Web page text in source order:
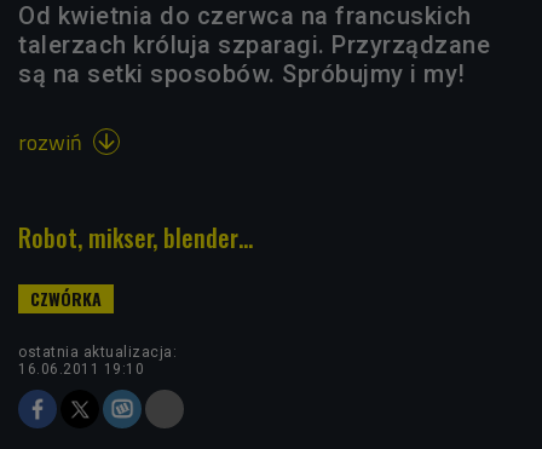
Od kwietnia do czerwca na francuskich
talerzach króluja szparagi. Przyrządzane
są na setki sposobów. Spróbujmy i my!
rozwiń 
Robot, mikser, blender…
ostatnia aktualizacja:
16.06.2011 19:10